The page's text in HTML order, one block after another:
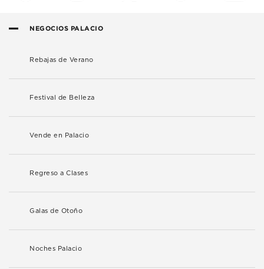
NEGOCIOS PALACIO
Rebajas de Verano
Festival de Belleza
Vende en Palacio
Regreso a Clases
Galas de Otoño
Noches Palacio